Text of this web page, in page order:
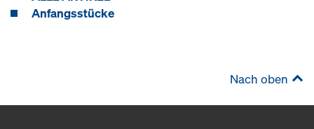
Anfangsstücke
Nach oben